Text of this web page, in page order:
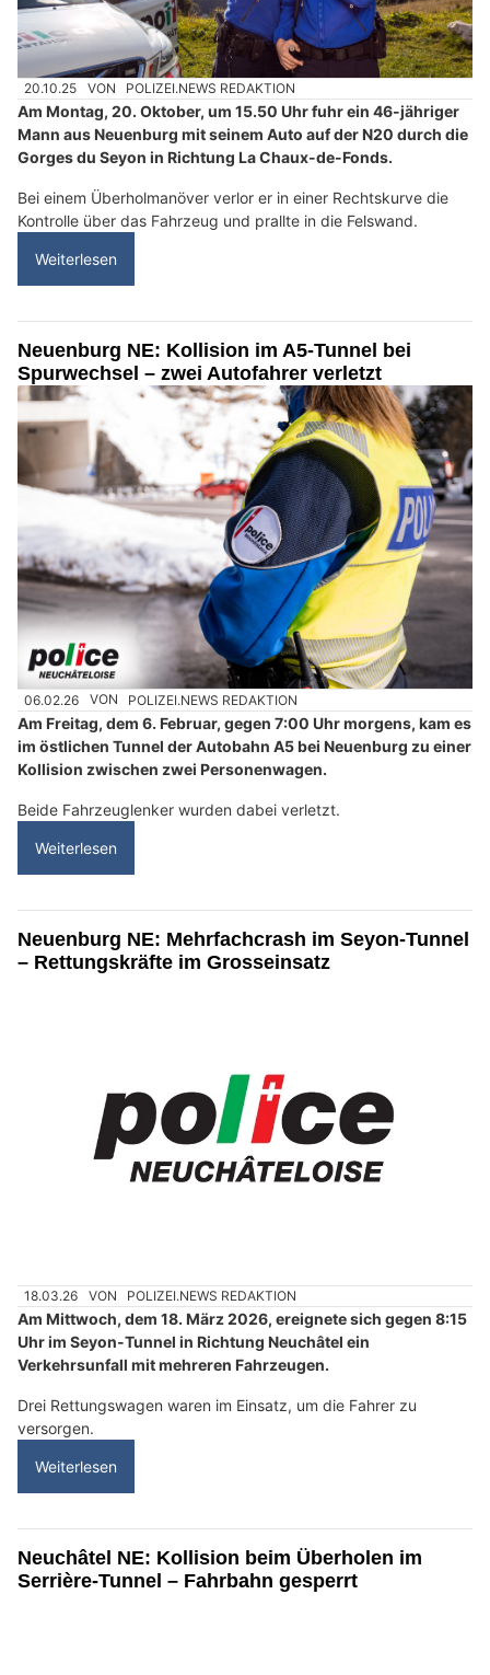
20.10.25 VON POLIZEI.NEWS REDAKTION
Am Montag, 20. Oktober, um 15.50 Uhr fuhr ein 46-jähriger
Mann aus Neuenburg mit seinem Auto auf der N20 durch die
Gorges du Seyon in Richtung La Chaux-de-Fonds.
Bei einem Überholmanöver verlor er in einer Rechtskurve die
Kontrolle über das Fahrzeug und prallte in die Felswand.
Weiterlesen
Neuenburg NE: Kollision im A5-Tunnel bei
Spurwechsel – zwei Autofahrer verletzt
06.02.26 VON POLIZEI.NEWS REDAKTION
Am Freitag, dem 6. Februar, gegen 7:00 Uhr morgens, kam es
im östlichen Tunnel der Autobahn A5 bei Neuenburg zu einer
Kollision zwischen zwei Personenwagen.
Beide Fahrzeuglenker wurden dabei verletzt.
Weiterlesen
Neuenburg NE: Mehrfachcrash im Seyon-Tunnel
– Rettungskräfte im Grosseinsatz
18.03.26 VON POLIZEI.NEWS REDAKTION
Am Mittwoch, dem 18. März 2026, ereignete sich gegen 8:15
Uhr im Seyon-Tunnel in Richtung Neuchâtel ein
Verkehrsunfall mit mehreren Fahrzeugen.
Drei Rettungswagen waren im Einsatz, um die Fahrer zu
versorgen.
Weiterlesen
Neuchâtel NE: Kollision beim Überholen im
Serrière-Tunnel – Fahrbahn gesperrt